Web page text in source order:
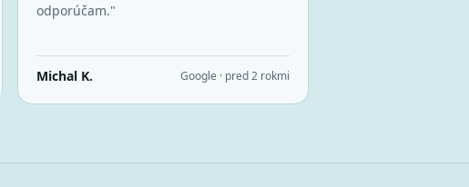
odporúčam."
Michal K. Google · pred 2 rokmi